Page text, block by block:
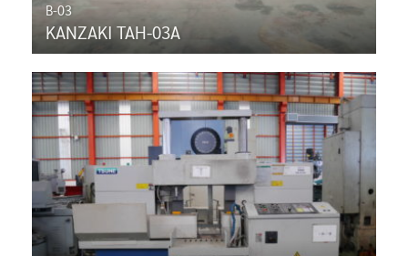
B-03
KANZAKI TAH-03A